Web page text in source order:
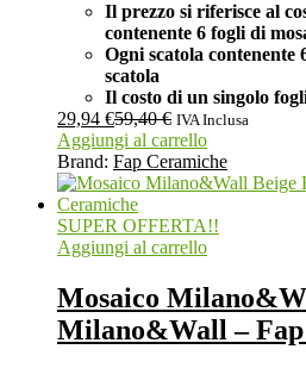
Il prezzo si riferisce al
contenente 6 fogli di
Ogni scatola contenente
scatola
Il costo di un singolo
29,94 €59,40€ IVA Inclusa
Aggiungi al carrello
Brand: Fap Ceramiche
SUPER OFFERTA!!
Aggiungi al carrello
Mosaico
Milano&Wall –